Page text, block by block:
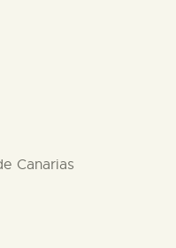
Canarias